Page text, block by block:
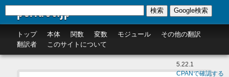
perldoc.jp
トップ 本体 関数 変数 モジュール
その他の翻訳
翻訳者
このサイトについて
検索 Google検索
5.22.1
CPANで確認する